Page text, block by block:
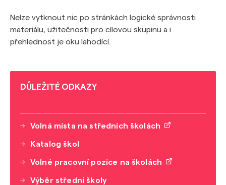
Nelze vytknout nic po stránkách logické správnosti
materiálu, užitečnosti pro cílovou skupinu a i
přehlednost je oku lahodící.
DŮLEŽITÉ ODKAZY
Volná místa na středních školách
Katalog škol
Volné pracovní pozice na školách
Výběr střední školy